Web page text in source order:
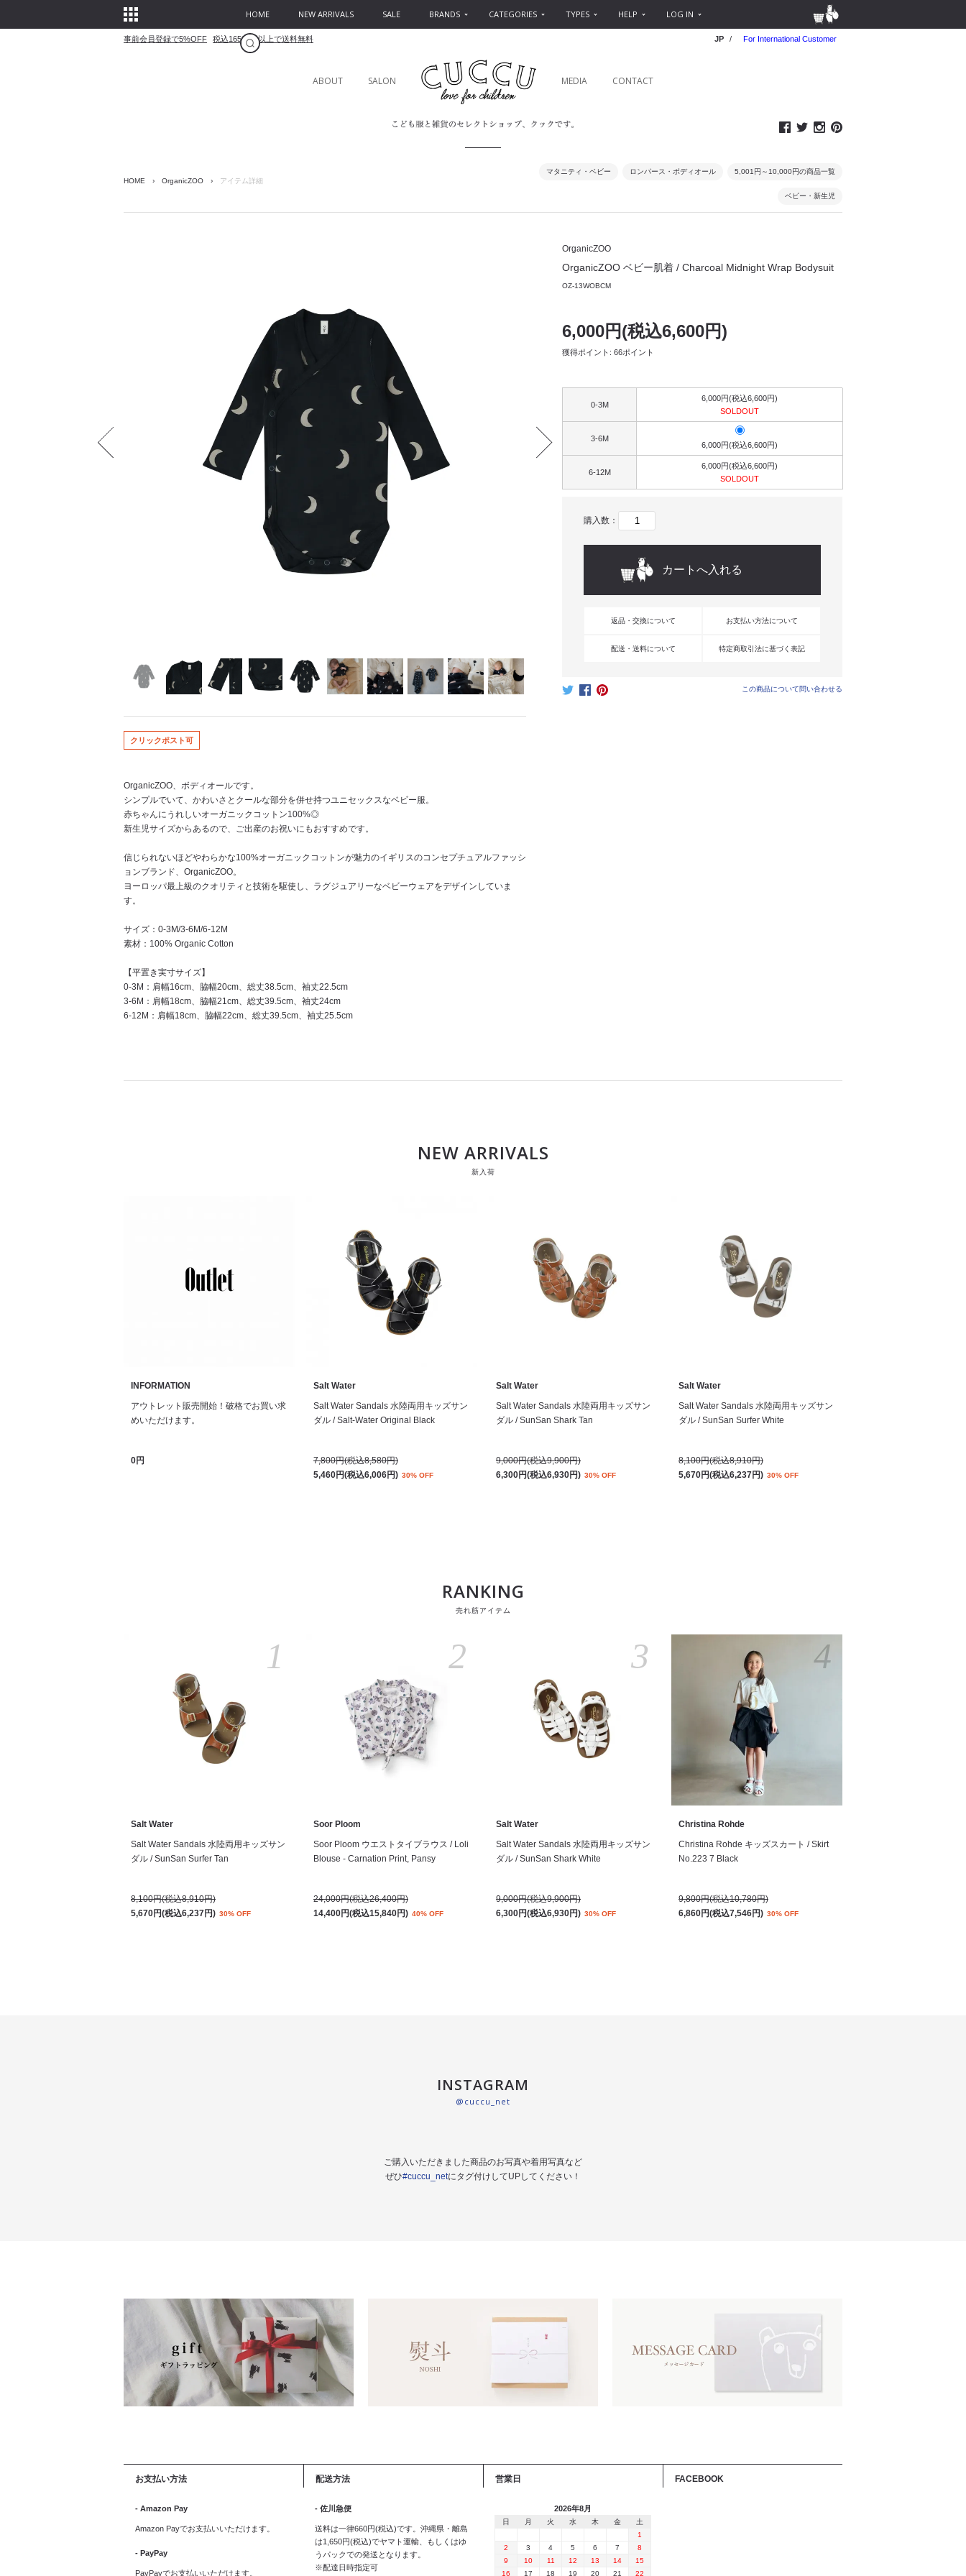
HOME NEW ARRIVALS SALE BRANDS CATEGORIES TYPES HELP LOG IN
事前会員登録で5%OFF 税込16500円以上で送料無料 JP / For International Customer
ABOUT SALON MEDIA CONTACT
HOME › OrganicZOO › アイテム詳細
マタニティ・ベビー ロンパース・ボディオール 5,001円～10,000円の商品一覧
ベビー・新生児
OrganicZOO
OrganicZOO ベビー肌着 / Charcoal Midnight Wrap Bodysuit
OZ-13WOBCM
クリックポスト可
OrganicZOO、ボディオールです。
シンプルでいて、かわいさとクールな部分を併せ持つユニセックスなベビー服。
赤ちゃんにうれしいオーガニックコットン100%◎
新生児サイズからあるので、ご出産のお祝いにもおすすめです。
信じられないほどやわらかな100%オーガニックコットンが魅力のイギリスのコンセプチュアルファッシ
ョンブランド、OrganicZOO。
ヨーロッパ最上級のクオリティと技術を駆使し、ラグジュアリーなベビーウェアをデザインしていま
す。
サイズ：0-3M/3-6M/6-12M
素材：100% Organic Cotton
【平置き実寸サイズ】
0-3M：肩幅16cm、脇幅20cm、総丈38.5cm、袖丈22.5cm
3-6M：肩幅18cm、脇幅21cm、総丈39.5cm、袖丈24cm
6-12M：肩幅18cm、脇幅22cm、総丈39.5cm、袖丈25.5cm
6,000円(税込6,600円)
獲得ポイント: 66ポイント
0-3M
6,000円(税込6,600円)
SOLDOUT
3-6M
6,000円(税込6,600円)
6-12M
6,000円(税込6,600円)
SOLDOUT
購入数：
返品・交換について お支払い方法について
配送・送料について 特定商取引法に基づく表記
この商品について問い合わせる
NEW ARRIVALS
新入荷
INFORMATION
アウトレット販売開始！破格でお買い求
めいただけます。
0円
Salt Water
Salt Water Sandals 水陸両用キッズサン
ダル / Salt-Water Original Black
7,800円(税込8,580円)
5,460円(税込6,006円) 30% OFF
Salt Water
Salt Water Sandals 水陸両用キッズサン
ダル / SunSan Shark Tan
9,000円(税込9,900円)
6,300円(税込6,930円) 30% OFF
Salt Water
Salt Water Sandals 水陸両用キッズサン
ダル / SunSan Surfer White
8,100円(税込8,910円)
5,670円(税込6,237円) 30% OFF
RANKING
売れ筋アイテム
Salt Water
Salt Water Sandals 水陸両用キッズサン
ダル / SunSan Surfer Tan
8,100円(税込8,910円)
5,670円(税込6,237円) 30% OFF
1
Soor Ploom
Soor Ploom ウエストタイブラウス / Loli
Blouse - Carnation Print, Pansy
24,000円(税込26,400円)
14,400円(税込15,840円) 40% OFF
2
Salt Water
Salt Water Sandals 水陸両用キッズサン
ダル / SunSan Shark White
9,000円(税込9,900円)
6,300円(税込6,930円) 30% OFF
3
Christina Rohde
Christina Rohde キッズスカート / Skirt
No.223 7 Black
9,800円(税込10,780円)
6,860円(税込7,546円) 30% OFF
4
INSTAGRAM
@cuccu_net
ご購入いただきました商品のお写真や着用写真など
ぜひ#cuccu_netにタグ付けしてUPしてください！
お支払い方法
- Amazon Pay
Amazon Payでお支払いいただけます。
- PayPay
PayPayでお支払いいただけます。
配送方法
- 佐川急便
送料は一律660円(税込)です。沖縄県・離島
は1,650円(税込)でヤマト運輸、もしくはゆ
うパックでの発送となります。
※配達日時指定可
営業日
2026年8月
日 月 火 水 木 金
土
1
2
3 4 5 6 7
8
9
10 11 12 13 14
15
16
17 18 19 20 21 22
FACEBOOK